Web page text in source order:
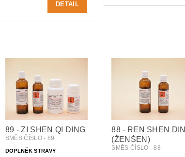
DETAIL
89 - ZI SHEN QI DING
SMĚS ČÍSLO - 89
DOPLNĚK STRAVY
88 - REN SHEN
(ŽENŠEN)
SMĚS ČÍSLO - 88